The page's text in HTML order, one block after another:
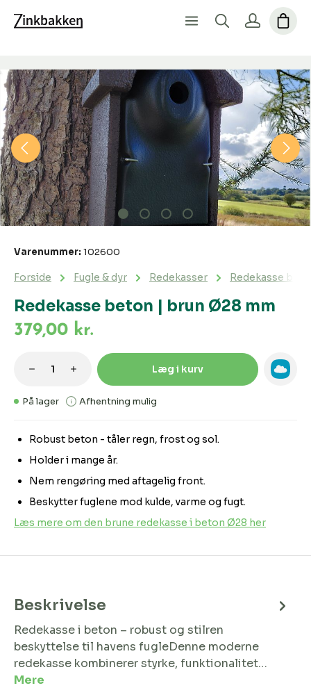
Spring over billedgalleri
Redekasse beton | brun Ø28 mm
Forside Fugle & dyr Redekasser Redekasse
Varenummer: 102600
Robust beton - tåler regn, frost og sol.
Holder i mange år.
Nem rengøring med aftagelig front.
Beskytter fuglene mod kulde, varme og fugt.
Læs mere om den brune redekasse i beton Ø28 her
379,00 kr.
På lager Afhentning mulig
Produktmængde: Indtast den
Læg i kurv
Beskrivelse
Redekasse i beton – robust og stilren
beskyttelse til havens fugleDenne moderne
redekasse kombinerer styrke, funktionalitet…
Mere